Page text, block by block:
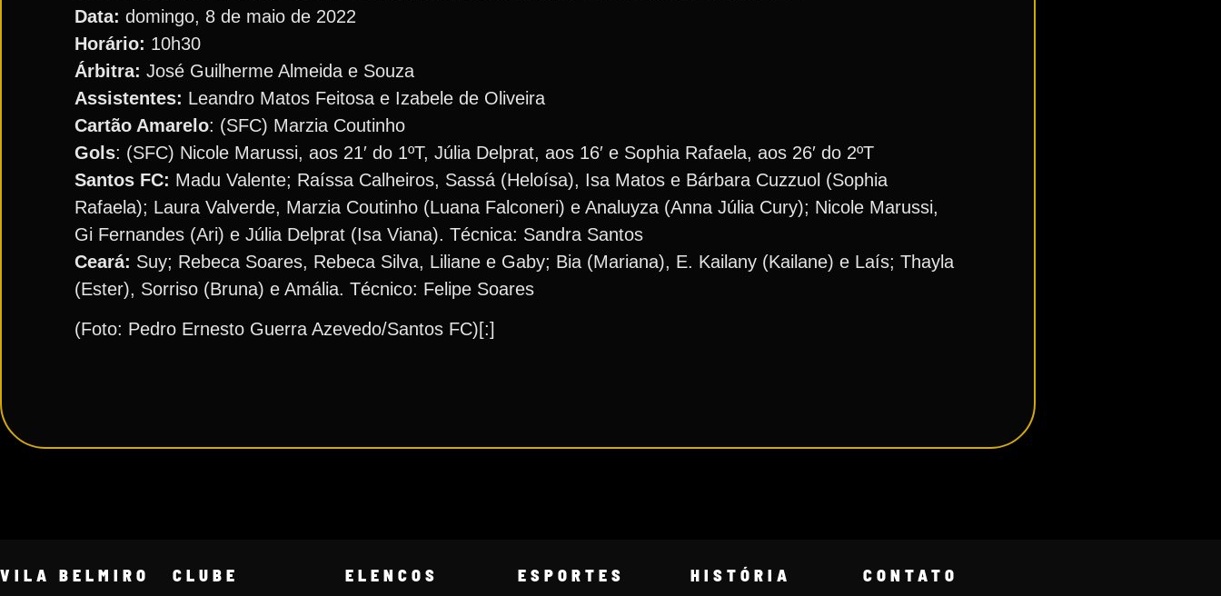
Data: domingo, 8 de maio de 2022
Horário: 10h30
Árbitra: José Guilherme Almeida e Souza
Assistentes: Leandro Matos Feitosa e Izabele de Oliveira
Cartão Amarelo: (SFC) Marzia Coutinho
Gols: (SFC) Nicole Marussi, aos 21′ do 1ºT, Júlia Delprat, aos 16′ e Sophia Rafaela, aos 26′ do 2ºT
Santos FC: Madu Valente; Raíssa Calheiros, Sassá (Heloísa), Isa Matos e Bárbara Cuzzuol (Sophia
Rafaela); Laura Valverde, Marzia Coutinho (Luana Falconeri) e Analuyza (Anna Júlia Cury); Nicole Marussi,
Gi Fernandes (Ari) e Júlia Delprat (Isa Viana). Técnica: Sandra Santos
Ceará: Suy; Rebeca Soares, Rebeca Silva, Liliane e Gaby; Bia (Mariana), E. Kailany (Kailane) e Laís; Thayla
(Ester), Sorriso (Bruna) e Amália. Técnico: Felipe Soares
(Foto: Pedro Ernesto Guerra Azevedo/Santos FC)[:]
VILA BELMIRO CLUBE ELENCOS ESPORTES HISTÓRIA CONTATO